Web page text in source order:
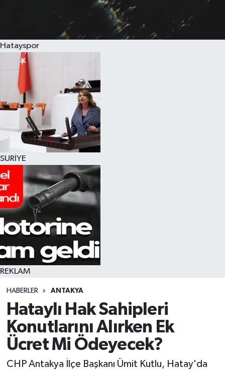
Hatayspor
SURİYE
REKLAM
HABERLER ANTAKYA
Hataylı Hak Sahipleri
Konutlarını Alırken Ek
Ücret Mi Ödeyecek?
CHP Antakya İlçe Başkanı Ümit Kutlu, Hatay'da